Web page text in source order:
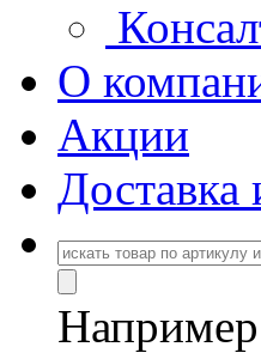
О
Акции
Доставка